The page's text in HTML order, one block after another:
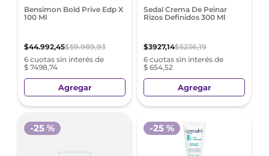
Bensimon Bold Prive Edp X
100 Ml
$44.992,45$59.989,93
6 cuotas sin interés de
$ 7498,74
Agregar
Sedal Crema De Peinar
Rizos Definidos 300 Ml
$3927,14$5236,19
6 cuotas sin interés de
$ 654,52
Agregar
-25 % -25 %